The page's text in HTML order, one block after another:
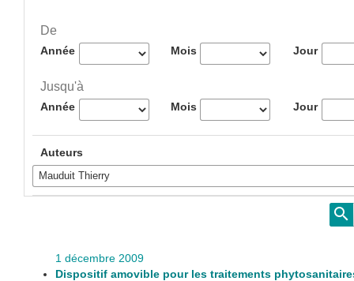
De
Année Mois Jour
Jusqu'à
Année Mois Jour
Auteurs
1 décembre 2009
Dispositif amovible pour les traitements